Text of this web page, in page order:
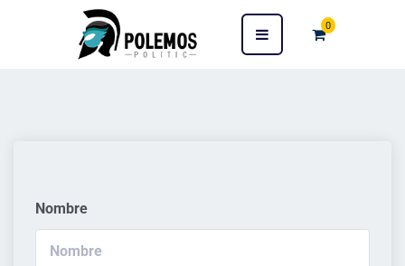
0
Nombre